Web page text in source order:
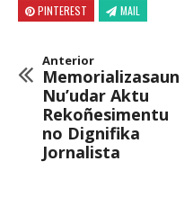
PINTEREST
MAIL
Anterior
Memorializasaun
Nu’udar Aktu
Rekoñesimentu
no Dignifika
Jornalista